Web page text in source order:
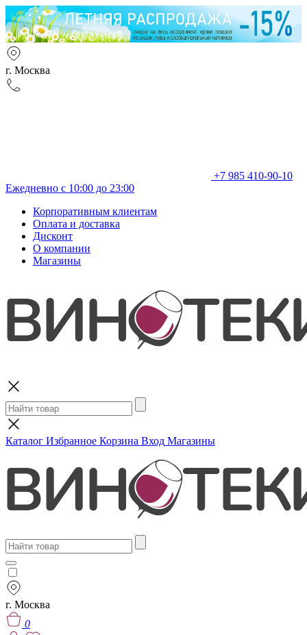
г. Москва
+7 985 410-90-10
Ежедневно с 10:00 до 23:00
Корпоративным клиентам
Оплата и доставка
Дисконт
О компании
Магазины
Каталог Избранное Корзина Вход Магазины
г. Москва
0